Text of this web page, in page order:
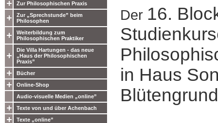
Zur Philosophischen Praxis
Zur „Sprechstunde” beim
Philosophen
Weiterbildung zum
Philosophischen Praktiker
Die Villa Hartungen - das neue
„Haus der Philosophischen
Praxis”
Bücher
Online-Shop
Audio-visuelle Medien „online”
Texte von und über Achenbach
Texte „online”
Der 16.
in Haus